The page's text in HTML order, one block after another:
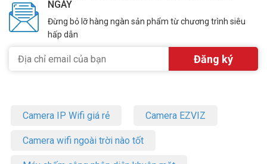
NGÀY
Đừng bỏ lỡ hàng ngàn sản phẩm từ chương trình siêu
hấp dẫn
Camera IP Wifi giá rẻ Camera EZVIZ
Camera wifi ngoài trời nào tốt